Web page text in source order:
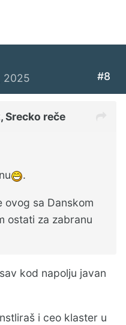
2025 #8
Srecko reče
.
ovog sa Danskom
ostati za zabranu
kod napolju javan
i ceo klaster u